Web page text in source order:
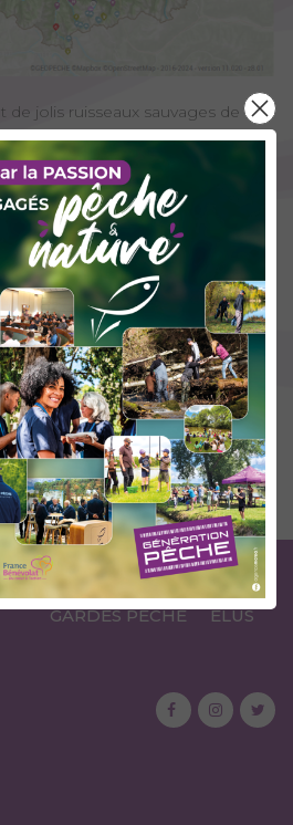
de jolis ruisseaux sauvages de
la truite, dans le cadre
Yennoise
commune, Petits poissons
ESPACE
GARDES PÊCHE
ESPACE
ÉLUS